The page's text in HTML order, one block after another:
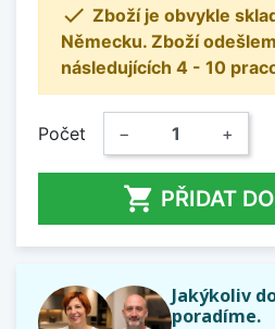
 Zboží je obvykle
Německu. Zboží
následujících 4 - 10
Počet − +
 PŘIDAT
Jakýkoliv
poradíme.